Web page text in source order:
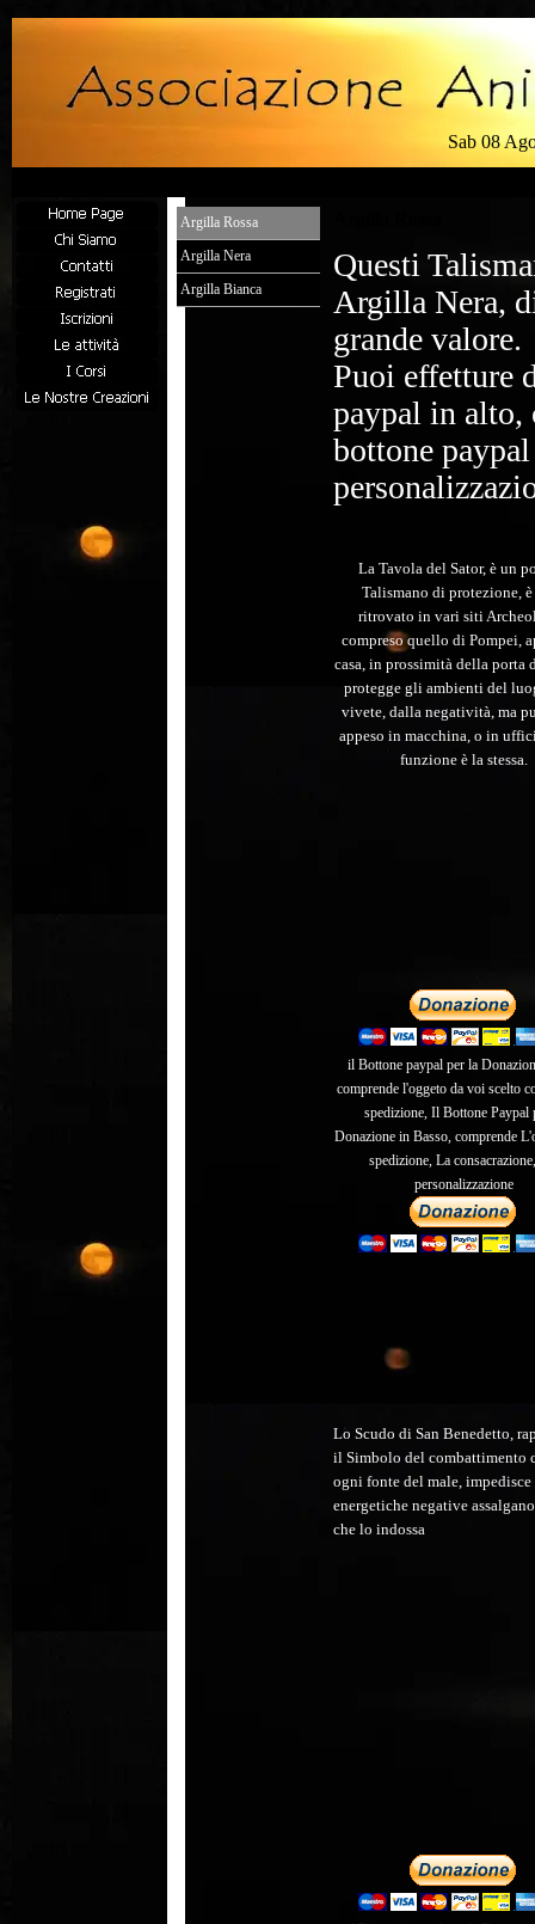
Sab 08
Argilla Rossa
Argilla Nera
Argilla Bianca
Questi
Argilla Nera,
grande valore.
Puoi effetture
paypal in alto,
bottone
La Tavola del Sator, è un
Talismano di protezione, è
ritrovato in vari siti
compreso quello di Pompei,
casa, in prossimità della porta
protegge gli ambienti del
vivete, dalla negatività, ma
appeso in macchina, o in
funzione è la stessa.
il Bottone paypal per la
comprende l'oggeto da voi scelto
spedizione, Il Bottone Paypal
Donazione in Basso, comprende
spedizione, La
personalizzazione
Lo Scudo di San Benedetto,
il Simbolo del combattimento
ogni fonte del male,
energetiche negative
che lo indossa